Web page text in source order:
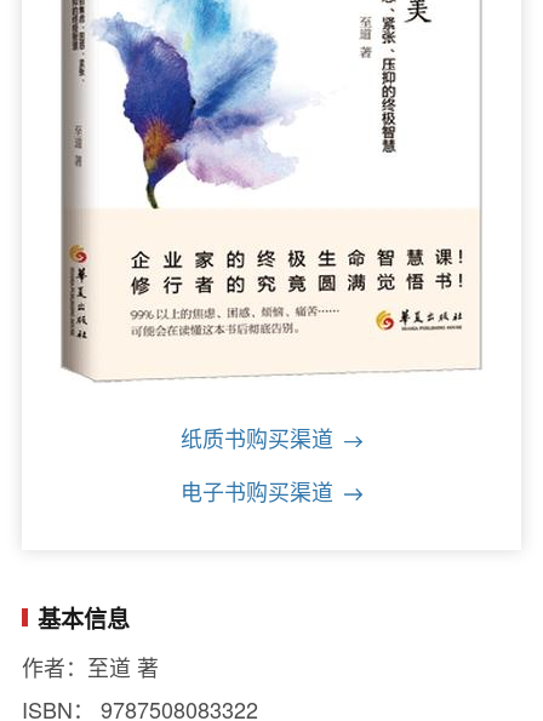
纸质书购买渠道
电子书购买渠道
基本信息
作者：至道 著
ISBN： 9787508083322